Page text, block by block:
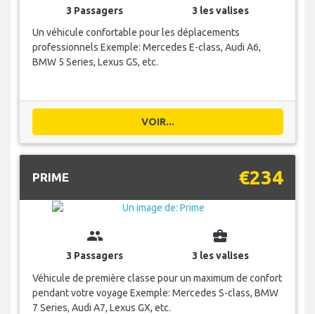
3 Passagers
3 les valises
Un véhicule confortable pour les déplacements
professionnels Exemple: Mercedes E-class, Audi A6,
BMW 5 Series, Lexus GS, etc.
VOIR...
PRIME €234
group
3 Passagers
business_center
3 les valises
Véhicule de première classe pour un maximum de confort
pendant votre voyage Exemple: Mercedes S-class, BMW
7 Series, Audi A7, Lexus GX, etc.